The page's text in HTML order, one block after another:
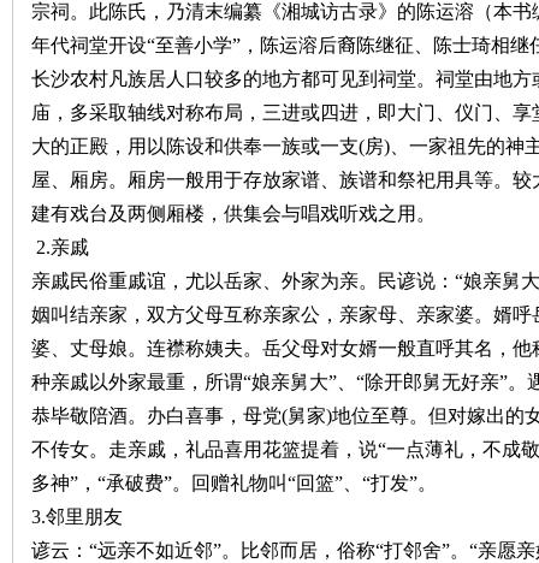
宗祠。此陈氏，乃清末编纂《湘城访古录》的陈运溶（本
年代祠堂开设“至善小学”，陈运溶后裔陈继征、陈士琦相继
长沙农村凡族居人口较多的地方都可见到祠堂。祠堂由地
庙，多采取轴线对称布局，三进或四进，即大门、仪门、
大的正殿，用以陈设和供奉一族或一支(房) 、一家祖先的神
屋、厢房。厢房一般用于存放家谱、族谱和祭祀用具等。
建有戏台及两侧厢楼，供集会与唱戏听戏之用。
2.亲戚
亲戚民俗重戚谊，尤以岳家、外家为亲。民谚说：“娘亲舅
姻叫结亲家，双方父母互称亲家公，亲家母、亲家婆。婿
婆、丈母娘。连襟称姨夫。岳父母对女婿一般直呼其名，
种亲戚以外家最重，所谓“娘亲舅大”、“除开郎舅无好亲”
恭毕敬陪酒。办白喜事，母党(舅家)地位至尊。但对嫁出的
不传女。走亲戚，礼品喜用花篮提着，说“一点薄礼，不成
多神”，“承破费”。回赠礼物叫“回篮”、“打发”。
3.邻里朋友
谚云：“远亲不如近邻”。比邻而居，俗称“打邻舍”。“亲愿